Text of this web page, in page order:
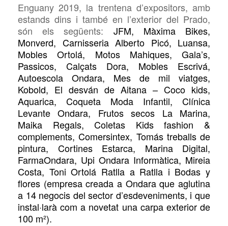
Enguany 2019, la trentena d’expositors, amb
estands dins i també en l’exterior del Prado,
són els següents: JFM, Màxima Bikes,
Monverd, Carnisseria Alberto Picó, Luansa,
Mobles Ortolá, Motos Mahiques, Gala’s,
Passicos, Calçats Dora, Mobles Escrivá,
Autoescola Ondara, Mes de mil viatges,
Kobold, El desván de Aitana – Coco kids,
Aquarica, Coqueta Moda Infantil, Clínica
Levante Ondara, Frutos secos La Marina,
Maika Regals,Coletas Kids fashion &
complements, Comersintex, Tomás treballs de
pintura, Cortines Estarca, Marina Digital,
FarmaOndara, Upi Ondara Informàtica, Mireia
Costa, Toni Ortolá Ratlla a Ratlla i Bodas y
flores (empresa creada a Ondaraque aglutina
a 14 negocis del sector d’esdeveniments, i que
instal·larà com a novetat una carpa exterior de
100 m²).